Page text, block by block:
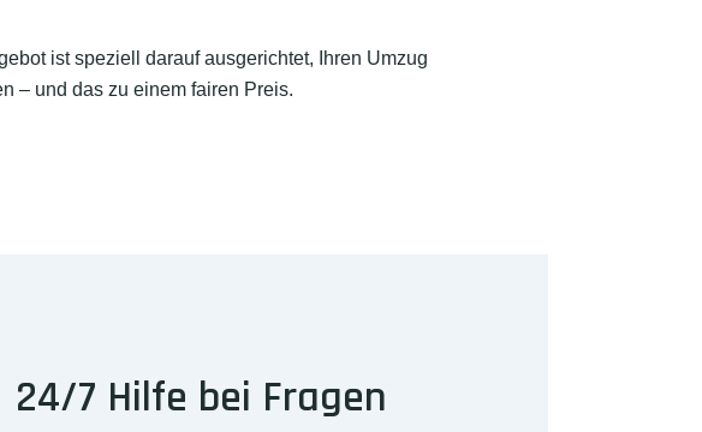
ist speziell darauf ausgerichtet, Ihren Umzug
– und das zu einem fairen Preis.
24/7 Hilfe bei Fragen